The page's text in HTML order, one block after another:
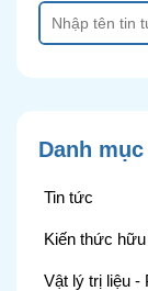
Danh
Tin tức
Kiến thức
Vật lý trị liệu -